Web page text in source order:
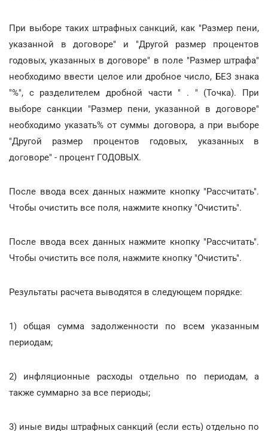
При выборе таких штрафных санкций, как "Размер пени,
указанной в договоре" и "Другой размер процентов
годовых, указанных в договоре" в поле "Размер штрафа"
необходимо ввести целое или дробное число, БЕЗ знака
"%", с разделителем дробной части " . " (Точка). При
выборе санкции "Размер пени, указанной в договоре"
необходимо указать% от суммы договора, а при выборе
"Другой размер процентов годовых, указанных в
договоре" - процент ГОДОВЫХ.
После ввода всех данных нажмите кнопку "Рассчитать".
Чтобы очистить все поля, нажмите кнопку "Очистить".
После ввода всех данных нажмите кнопку "Рассчитать".
Чтобы очистить все поля, нажмите кнопку "Очистить".
Результаты расчета выводятся в следующем порядке:
1) общая сумма задолженности по всем указанным
периодам;
2) инфляционные расходы отдельно по периодам, а
также суммарно за все периоды;
3) иные виды штрафных санкций (если есть) отдельно по